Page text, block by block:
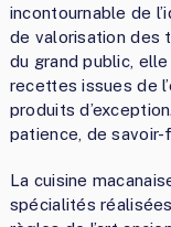
incontournable de
de valorisation des
du grand public,
recettes issues de
produits
patience, de
La cuisine
spécialités